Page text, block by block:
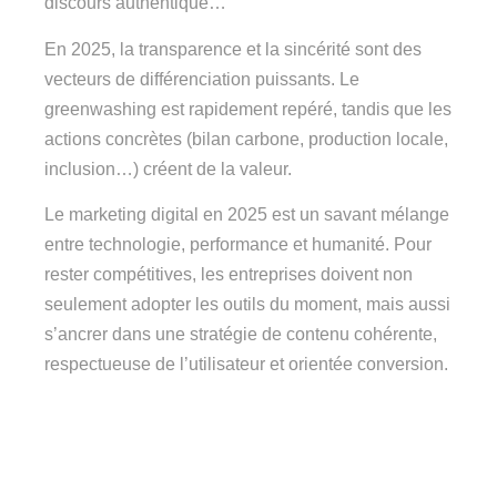
En 2025, la transparence et la sincérité sont des
vecteurs de différenciation puissants. Le
greenwashing est rapidement repéré, tandis que les
actions concrètes (bilan carbone, production locale,
inclusion…) créent de la valeur.
Le marketing digital en 2025 est un savant mélange
entre technologie, performance et humanité. Pour
rester compétitives, les entreprises doivent non
seulement adopter les outils du moment, mais aussi
s’ancrer dans une stratégie de contenu cohérente,
respectueuse de l’utilisateur et orientée conversion.